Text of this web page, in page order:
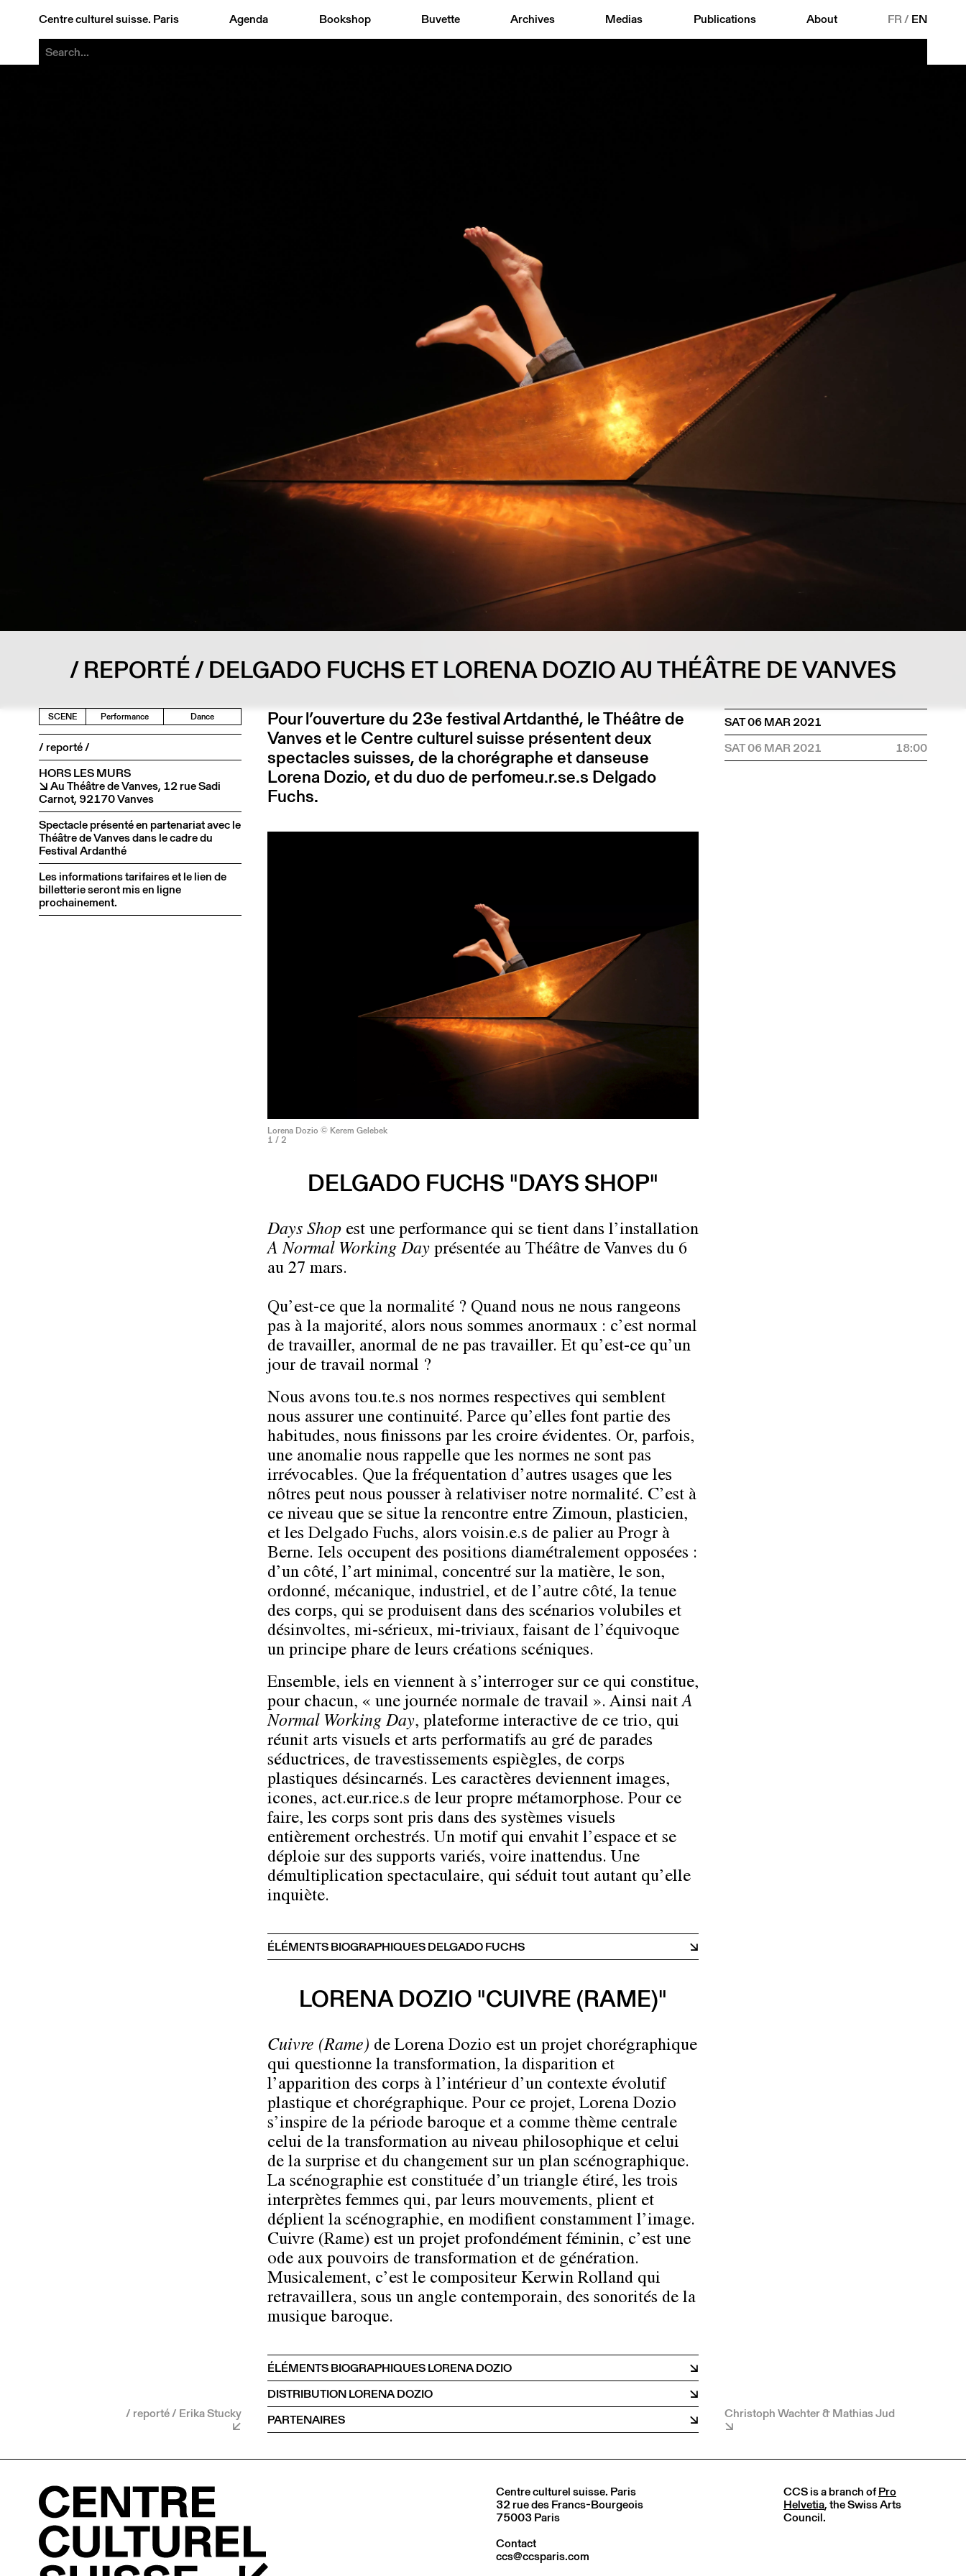
Centre culturel suisse. Paris Agenda Bookshop Buvette Archives Medias Publications About FR/ EN
/ REPORTÉ / DELGADO FUCHS ET LORENA DOZIO AU THÉÂTRE DE VANVES
SCENE Performance Dance
/ reporté /
HORS LES MURS
↘ Au Théâtre de Vanves, 12 rue Sadi
Carnot, 92170 Vanves
Spectacle présenté en partenariat avec le
Théâtre de Vanves dans le cadre du
Festival Ardanthé
Les informations tarifaires et le lien de
billetterie seront mis en ligne
prochainement.
/ reporté / Erika Stucky
Pour l’ouverture du 23e festival Artdanthé, le Théâtre de
Vanves et le Centre culturel suisse présentent deux
spectacles suisses, de la chorégraphe et danseuse
Lorena Dozio, et du duo de perfomeu.r.se.s Delgado
Fuchs.
Lorena Dozio © Kerem Gelebek
1 / 2
DELGADO FUCHS "DAYS SHOP"
Days Shop est une performance qui se tient dans l’installation
A Normal Working Day présentée au Théâtre de Vanves du 6
au 27 mars.
Qu’est-ce que la normalité ? Quand nous ne nous rangeons
pas à la majorité, alors nous sommes anormaux : c’est normal
de travailler, anormal de ne pas travailler. Et qu’est-ce qu’un
jour de travail normal ?
Nous avons tou.te.s nos normes respectives qui semblent
nous assurer une continuité. Parce qu’elles font partie des
habitudes, nous finissons par les croire évidentes. Or, parfois,
une anomalie nous rappelle que les normes ne sont pas
irrévocables. Que la fréquentation d’autres usages que les
nôtres peut nous pousser à relativiser notre normalité. C’est à
ce niveau que se situe la rencontre entre Zimoun, plasticien,
et les Delgado Fuchs, alors voisin.e.s de palier au Progr à
Berne. Iels occupent des positions diamétralement opposées :
d’un côté, l’art minimal, concentré sur la matière, le son,
ordonné, mécanique, industriel, et de l’autre côté, la tenue
des corps, qui se produisent dans des scénarios volubiles et
désinvoltes, mi-sérieux, mi-triviaux, faisant de l’équivoque
un principe phare de leurs créations scéniques.
Ensemble, iels en viennent à s’interroger sur ce qui constitue,
pour chacun, « une journée normale de travail ». Ainsi naitA
Normal Working Day, plateforme interactive de ce trio, qui
réunit arts visuels et arts performatifs au gré de parades
séductrices, de travestissements espiègles, de corps
plastiques désincarnés. Les caractères deviennent images,
icones, act.eur.rice.s de leur propre métamorphose. Pour ce
faire, les corps sont pris dans des systèmes visuels
entièrement orchestrés. Un motif qui envahit l’espace et se
déploie sur des supports variés, voire inattendus. Une
démultiplication spectaculaire, qui séduit tout autant qu’elle
inquiète.
ÉLÉMENTS BIOGRAPHIQUES DELGADO FUCHS
LORENA DOZIO "CUIVRE (RAME)"
Cuivre (Rame) de Lorena Dozio est un projet chorégraphique
qui questionne la transformation, la disparition et
l’apparition des corps à l’intérieur d’un contexte évolutif
plastique et chorégraphique. Pour ce projet, Lorena Dozio
s’inspire de la période baroque et a comme thème centrale
celui de la transformation au niveau philosophique et celui
de la surprise et du changement sur un plan scénographique.
La scénographie est constituée d’un triangle étiré, les trois
interprètes femmes qui, par leurs mouvements, plient et
déplient la scénographie, en modifient constamment l’image.
Cuivre (Rame) est un projet profondément féminin, c’est une
ode aux pouvoirs de transformation et de génération.
Musicalement, c’est le compositeur Kerwin Rolland qui
retravaillera, sous un angle contemporain, des sonorités de la
musique baroque.
ÉLÉMENTS BIOGRAPHIQUES LORENA DOZIO
DISTRIBUTION LORENA DOZIO
PARTENAIRES
SAT 06 MAR 2021
SAT 06 MAR 2021
18:00
Christoph Wachter & Mathias Jud
Centre culturel suisse. Paris
32 rue des Francs-Bourgeois
75003 Paris
Contact
ccs@ccsparis.com
CCS is a branch ofPro
Helvetia, the Swiss Arts
Council.